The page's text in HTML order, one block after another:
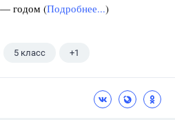
— годом (Подробнее...)
5 класс +1